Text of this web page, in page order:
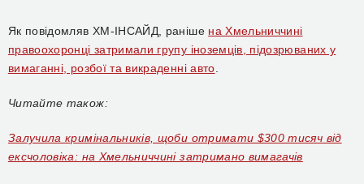
Як повідомляв ХМ-ІНСАЙД, раніше на Хмельниччині
правоохоронці затримали групу іноземців, підозрюваних у
вимаганні, розбої та викраденні авто
Читайте також:
Залучила кримінальників, щоби отримати $300 тисяч від
ексчоловіка: на Хмельниччині затримано вимагачів